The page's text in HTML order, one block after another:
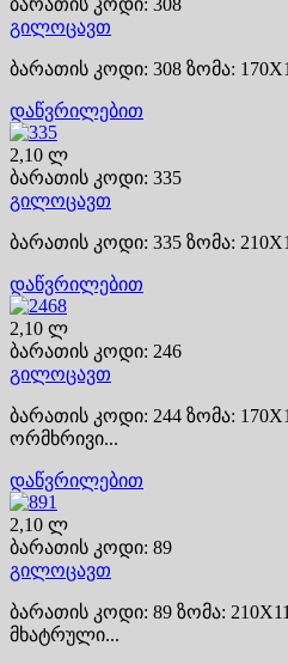
გილოცავთ
ბარათის კოდი: 308 ზომა:
დაწვრილებით
2,10 ლ
ბარათის კოდი: 335
გილოცავთ
ბარათის კოდი: 335 ზომა:
დაწვრილებით
2,10 ლ
ბარათის კოდი: 246
გილოცავთ
ბარათის კოდი: 244 ზომა:
ორმხრივი...
დაწვრილებით
2,10 ლ
ბარათის კოდი: 89
გილოცავთ
ბარათის კოდი: 89 ზომა:
მხატრული...